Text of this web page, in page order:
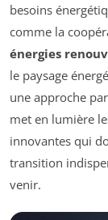
besoins
comme la
énergies
le paysage
une approche
met en lumière
innovantes qui
transition
venir.